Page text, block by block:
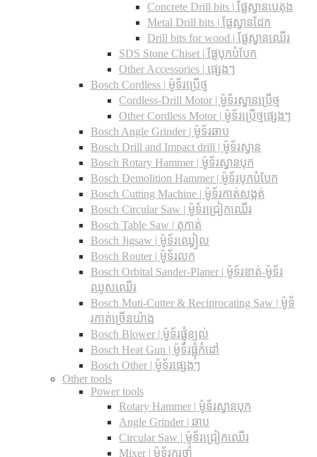
Concrete Drill bits |​ ផ្លែស្វានបេតុង
Metal Drill bits |​ ផ្លែស្វានដែក
Drill bits for wood |​ ផ្លែស្វានឈើរ
SDS Stone Chiset |​ ផ្លែបុកបំបែក
Other Accessories | ផ្សេងៗ
Bosch Cordless | ម៉ូទ័រប្រើថ្ម
Cordless-Drill Motor | ម៉ូទ័រស្វានប្រើថ្ម
Other Cordless Motor | ម៉ូទ័រប្រើថ្មផ្សេងៗ
Bosch Angle Grinder | ម៉ូទ័រឆាប
Bosch Drill and Impact drill | ម៉ូទ័រស្វាន
Bosch Rotary Hammer | ម៉ូទ័រស្វានបុក
Bosch Demolition Hammer | ម៉ូទ័របុកបំបែក
Bosch Cutting Machine | ម៉ូទ័រកាត់សង្កត់
Bosch Circular Saw | ម៉ូទ័រជ្រៀកឈើរ
Bosch Table Saw | តុកាត់
Bosch Jigsaw | ម៉ូទ័រឈ្វៀល
Bosch Router | ម៉ូទ័រលក
Bosch Orbital Sander-Planer​ | ម៉ូទ័រខាត់-ម៉ូទ័រ
ឈូសឈើរ
Bosch Muti-Cutter & Reciprocating Saw​ | ម៉ូទ័
រកាត់ច្រើនយ៉ាង
Bosch Blower | ម៉ូទ័រផ្លុំខ្យល់
Bosch Heat Gun | ម៉ូទ័រផ្លុំកំដៅ
Bosch Other | ម៉ូទ័រផ្សេងៗ
Other tools
Power tools
Rotary Hammer | ម៉ូទ័រស្វានបុក
Angle Grinder | ឆាប
Circular Saw​ | ម៉ូទ័រជ្រៀកឈើរ
Mixer | ម៉ូទ័រកូរថ្នាំ